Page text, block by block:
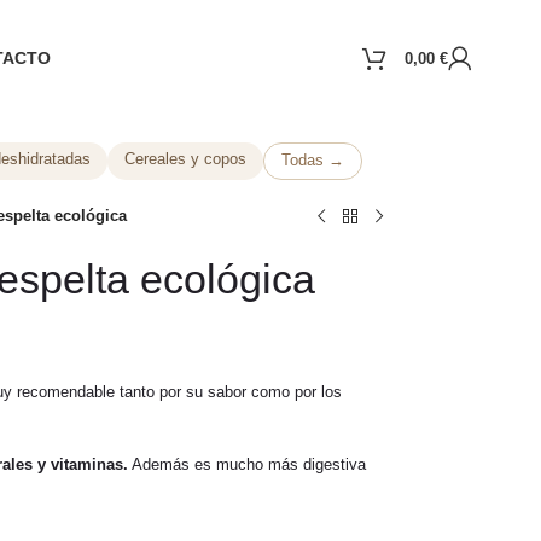
0,00 €
Cereales y copos Todas →
ecológica
ecológica
recomendable tanto por su sabor como por los
y vitaminas. Además es mucho más digestiva